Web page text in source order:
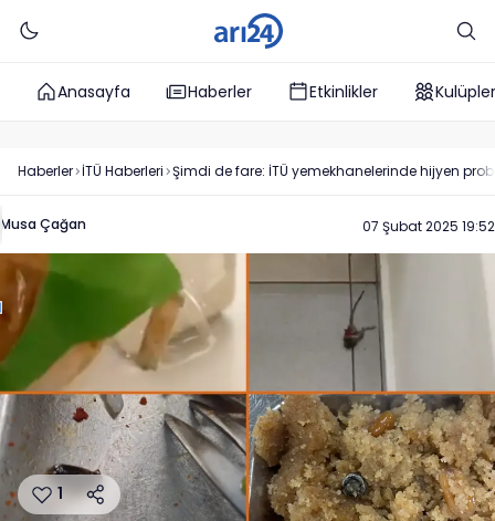
Anasayfa Haberler Etkinlikler Kulüpler
Haberler İTÜ Haberleri Şimdi de fare: İTÜ yemekhanelerinde hijyen
Musa Çağan 07 Şubat 2025 19:52
1